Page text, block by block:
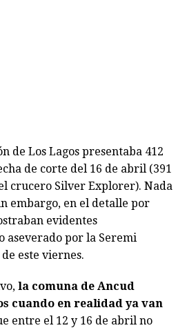
de Los Lagos presentaba 412
de corte del 16 de abril (391
crucero Silver Explorer). Nada
embargo, en el detalle por
evidentes
aseverado por la Seremi
este viernes.
la comuna de Ancud
cuando en realidad ya van
entre el 12 y 16 de abril no